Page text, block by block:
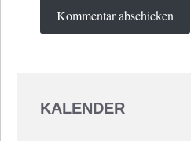
KALENDER